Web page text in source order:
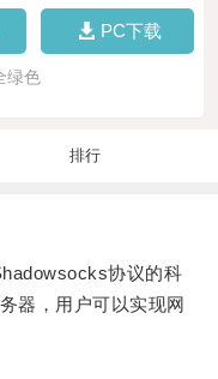
PC下载
绿色
排行
协议的科
器，用户可以实现网